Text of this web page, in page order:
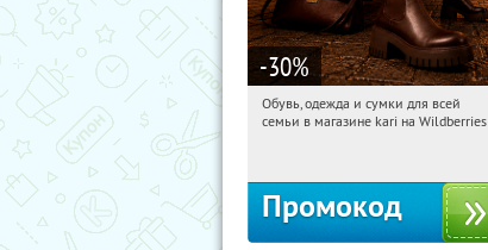
-30%
18:35:23 Получили:
Обувь, одежда и сумки для всей
семьи в магазине kari на Wildberries
Промокод